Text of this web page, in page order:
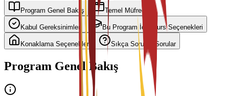
Program Genel Bakış Temel Müfredat
Kabul Gereksinimleri Bu Program İçin Burs Seçenekleri
Konaklama Seçenekleri Sıkça Sorulan Sorular
Program Genel Bakış